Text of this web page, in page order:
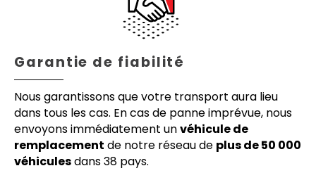
Garantie de fiabilité
Nous garantissons que votre transport aura lieu
dans tous les cas. En cas de panne imprévue, nous
envoyons immédiatement unvéhicule de
remplacement de notre réseau de plus de 50 000
véhiculesdans 38 pays.